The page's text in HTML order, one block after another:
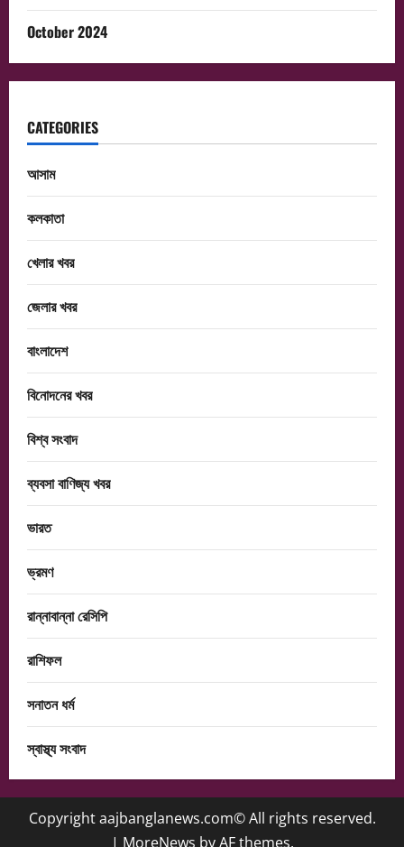
October 2024
CATEGORIES
আসাম
কলকাতা
খেলার খবর
জেলার খবর
বাংলাদেশ
বিনোদনের খবর
বিশ্ব সংবাদ
ব্যবসা বাণিজ্য খবর
ভারত
ভ্রমণ
রান্নাবান্না রেসিপি
রাশিফল
সনাতন ধর্ম
স্বাস্থ্য সংবাদ
Copyright aajbanglanews.com© All rights reserved.
| MoreNews by AF themes.